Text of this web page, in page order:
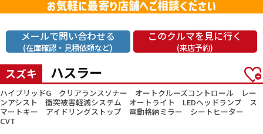
メールで問い合わせる
(在庫確認・見積依頼など)
このクルマを見に行く
(来店予約)
スズキ ハスラー
ハイブリッドG クリアランスソナー オートクルーズコントロール レー
ンアシスト 衝突被害軽減システム オートライト LEDヘッドランプ ス
マートキー アイドリングストップ 電動格納ミラー シートヒーター
CVT